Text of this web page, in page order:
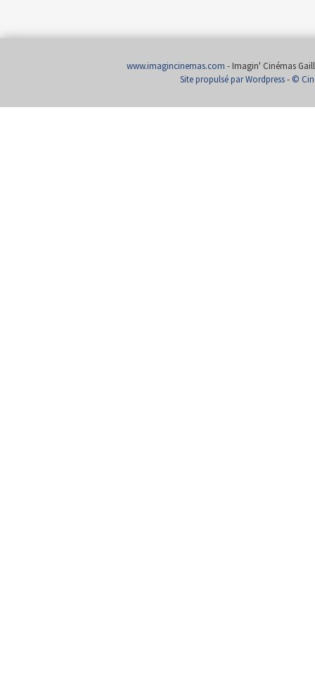
www.imagincinemas.com - Imagin' Cinémas
Site propulsé par Wordpress- ©